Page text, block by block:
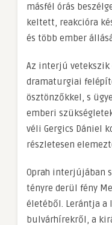
másfél órás
keltett, reakcióra
és több ember
Az interjú
dramaturgiai
ösztönzőkkel, s
emberi
véli Gergics Dániel
részletesen
Oprah interjújában
tényre derül fény
életéből. Lerántja a
bulvárhírekről, a